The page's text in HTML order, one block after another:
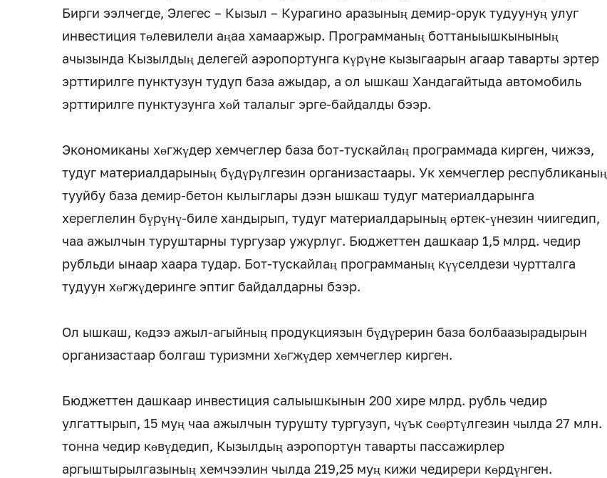
Бирги ээлчегде, Элегес – Кызыл – Курагино аразының демир-орук тудуунуң улуг
инвестиция төлевилели аңаа хамааржыр. Программаның боттаныышкынының
ачызында Кызылдың делегей аэропортунга күрүне кызыгаарын агаар таварты эртер
эрттирилге пунктузун тудуп база ажыдар, а ол ышкаш Хандагайтыда автомобиль
эрттирилге пунктузунга хөй талалыг эрге-байдалды бээр.
Экономиканы хөгжүдер хемчеглер база бот-тускайлаң программада кирген, чижээ,
тудуг материалдарының бүдүрүлгезин организастаары. Ук хемчеглер республиканың
тууйбу база демир-бетон кылыглары дээн ышкаш тудуг материалдарынга
хереглелин бүрүнү-биле хандырып, тудуг материалдарының өртек-үнезин чиигедип,
чаа ажылчын туруштарны тургузар ужурлуг. Бюджеттен дашкаар 1,5 млрд. чедир
рубльди ынаар хаара тудар. Бот-тускайлаң программаның күүселдези чуртталга
тудуун хөгжүдеринге эптиг байдалдарны бээр.
Ол ышкаш, көдээ ажыл-агыйның продукциязын бүдүрерин база болбаазырадырын
организастаар болгаш туризмни хөгжүдер хемчеглер кирген.
Бюджеттен дашкаар инвестиция салыышкынын 200 хире млрд. рубль чедир
улгаттырып, 15 муң чаа ажылчын турушту тургузуп, чүък сөөртүлгезин чылда 27 млн.
тонна чедир көвүдедип, Кызылдың аэропортун таварты пассажирлер
аргыштырылгазының хемчээлин чылда 219,25 муң кижи чедирери көрдүнген.